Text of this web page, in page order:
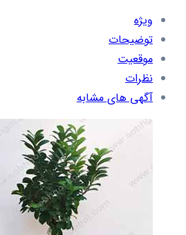
ویژه
توضیحات
موقعیت
نظرات
آگهی های مشابه